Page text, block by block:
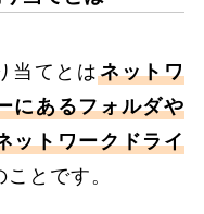
当てとはネットワ
にあるフォルダや
ットワークドライ
ことです。